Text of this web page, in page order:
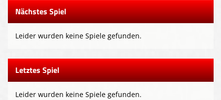
Nächstes Spiel
Leider wurden keine Spiele gefunden.
Letztes Spiel
Leider wurden keine Spiele gefunden.